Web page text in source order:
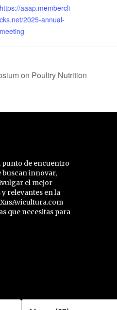
https://aaap.membercli
cks.net/2025-annual-
meeting
on Poultry Nutrition
punto de encuentro
buscan innovar,
el mejor
relevantes en la
que necesitas para